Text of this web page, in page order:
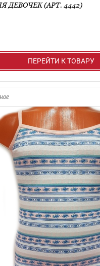
ДЕВОЧЕК (АРТ. 4442)
ПЕРЕЙТИ К ТОВАРУ